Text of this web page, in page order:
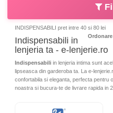
INDISPENSABILI pret intre 40 si 80 lei
Indispensabili in
lenjeria ta - e-lenjerie.ro
Indispensabili in lenjeria intima sunt
lipseasca din garderoba ta. La e-
confortabila si eleganta, perfecta pentru
noastra si bucura-te de livrare rapida in